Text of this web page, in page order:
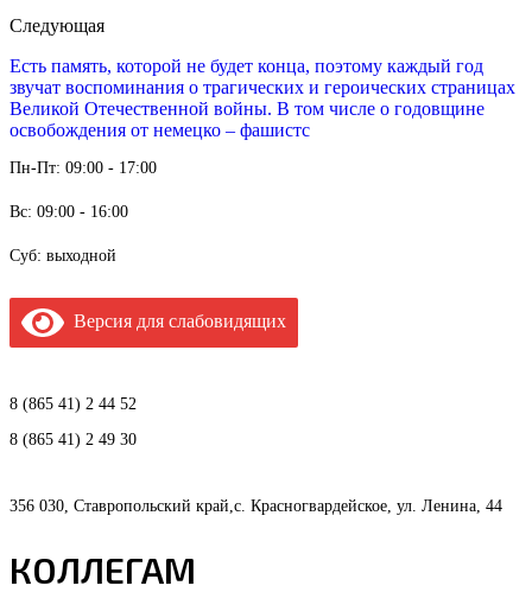
Следующая
Есть память, которой не будет конца, поэтому каждый год
звучат воспоминания о трагических и героических страницах
Великой Отечественной войны. В том числе о годовщине
освобождения от немецко – фашистс
Пн-Пт: 09:00 - 17:00
Вс: 09:00 - 16:00
Суб: выходной
Версия для слабовидящих
8 (865 41) 2 44 52
8 (865 41) 2 49 30
356 030, Ставропольский край,с. Красногвардейское, ул. Ленина, 44
КОЛЛЕГАМ